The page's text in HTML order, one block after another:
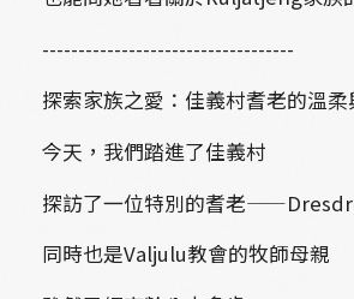
-----------------------------------
探索家族之愛：佳義村耆老的溫柔
今天，我們踏進了佳義村
探訪了一位特別的耆老
同時也是Valjulu教會的牧師母親